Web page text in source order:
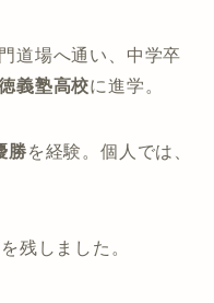
道場へ通い、中学卒
義塾高校に進学。
勝を経験。個人では、
残しました。